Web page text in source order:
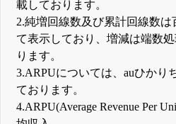
載しております。
2.純増回線数及び累計回線数
て表示しており、増減は端数
ります。
3.ARPUについては、auひかり
ております。
4.ARPU(Average Revenue Per